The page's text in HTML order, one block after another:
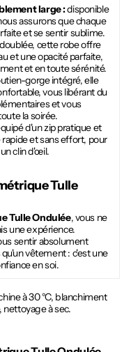
large :disponible
assurons que chaque
et se sentir sublime.
cette robe offre
et une opacité parfaite,
et en toute sérénité.
gorge intégré, elle
vous libérant du
et vous
la soirée.
d'un zip pratique et
et sans effort, pour
clin d'œil.
Tulle
Tulle Ondulée, vous ne
une expérience.
sentir absolument
vêtement : c'est une
en soi.
à 30 °C, blanchiment
à sec.